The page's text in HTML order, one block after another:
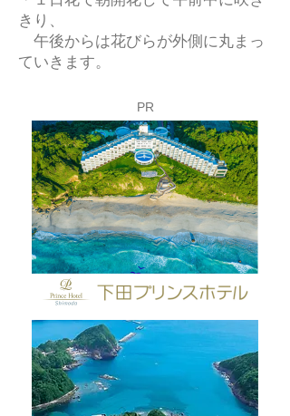
きり、
午後からは花びらが外側に丸まっ
ていきます。
PR